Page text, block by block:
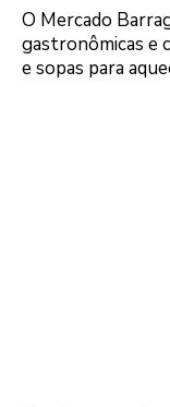
O Mercado
gastronômicas e
e sopas para